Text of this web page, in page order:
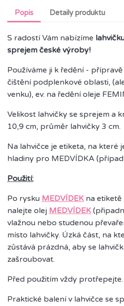
Popis Detaily produktu
S radostí Vám nabízíme
sprejem české výroby!
Používáme ji k ředění -
čištění podplenkové oblasti,
venku), ev. na ředění oleje
Velikost lahvičky se sprejem a
10,9 cm, průměr lahvičky 3 cm.
Na lahvičce je etiketa, na které
hladiny pro MEDVÍDKA
Použití:
Po rysku MEDVÍDEK na etiketě
nalejte olej MEDVÍDEK
vlažnou nebo studenou
místo lahvičky. Úzká část, na
zůstává prázdná, aby se
zašroubovat.
Před použitím vždy protřepejte.
Praktické balení v lahvičce se